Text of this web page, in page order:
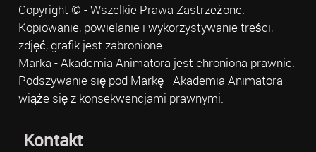
Copyright © - Wszelkie Prawa Zastrzeżone.
Kopiowanie, powielanie i wykorzystywanie treści,
zdjęć, grafik jest zabronione.
Marka - Akademia Animatora jest chroniona prawnie.
Podszywanie się pod Markę - Akademia Animatora
wiąże się z konsekwencjami prawnymi.
Kontakt